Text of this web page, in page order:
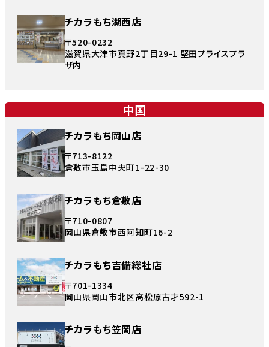
チカラもち湖西店
〒520-0232
滋賀県大津市真野2丁目29-1 堅田プライスプラ
ザ内
中国
チカラもち岡山店
〒713-8122
倉敷市玉島中央町1-22-30
チカラもち倉敷店
〒710-0807
岡山県倉敷市西阿知町16-2
チカラもち吉備総社店
〒701-1334
岡山県岡山市北区高松原古才592-1
チカラもち笠岡店